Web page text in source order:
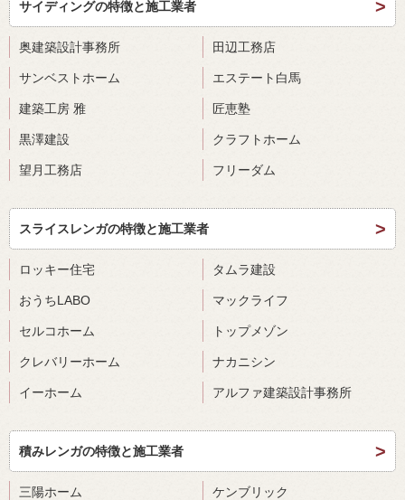
サイディングの特徴と施工業者
奥建築設計事務所 田辺工務店
サンベストホーム エステート白馬
建築工房 雅 匠恵塾
黒澤建設 クラフトホーム
望月工務店 フリーダム
スライスレンガの特徴と施工業者
ロッキー住宅 タムラ建設
おうちLABO マックライフ
セルコホーム トップメゾン
クレバリーホーム ナカニシン
イーホーム アルファ建築設計事務所
積みレンガの特徴と施工業者
三陽ホーム ケンブリック